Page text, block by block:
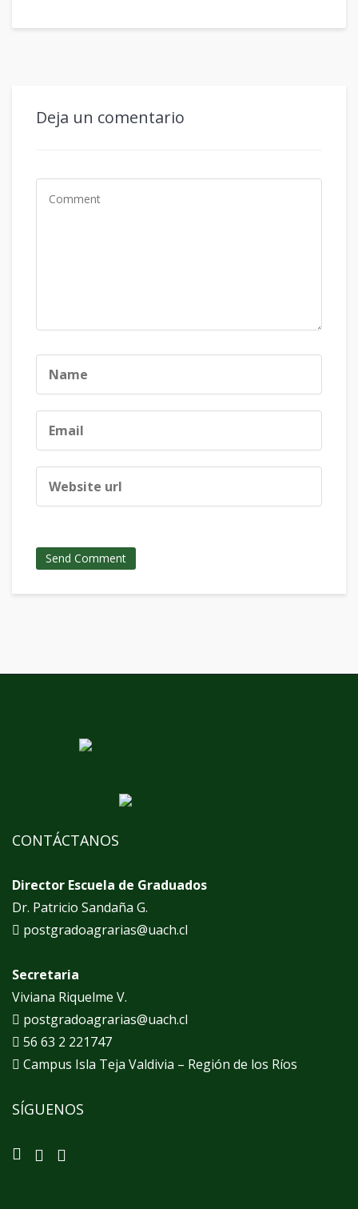
Deja un comentario
CONTÁCTANOS
Director Escuela de Graduados
Dr. Patricio Sandaña G.
postgradoagrarias@uach.cl
Secretaria
Viviana Riquelme V.
postgradoagrarias@uach.cl
56 63 2 221747
Campus Isla Teja Valdivia – Región de los Ríos
SÍGUENOS